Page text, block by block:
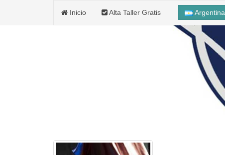
Inicio Alta Taller Gratis Argentina